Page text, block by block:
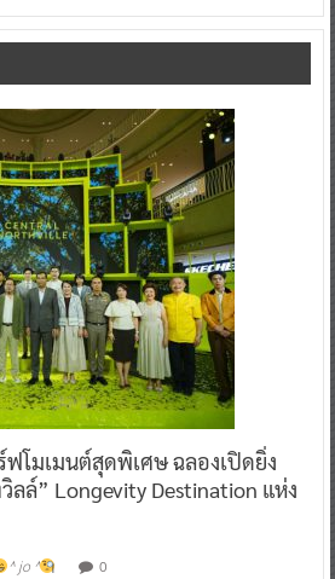
โมเมนต์สุดพิเศษ ฉลองเปิดยิ่ง
ล์” Longevity Destination แห่ง
^ jo ^ 0